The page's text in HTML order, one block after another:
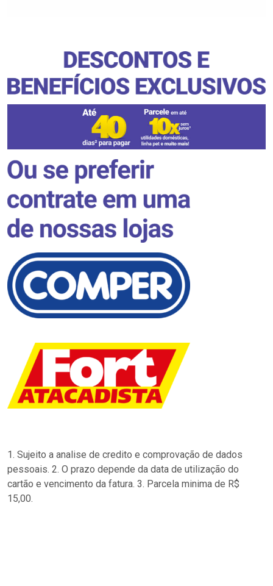
1. Sujeito a analise de credito e comprovação de dados
pessoais. 2. O prazo depende da data de utilização do
cartão e vencimento da fatura. 3. Parcela minima de R$
15,00.